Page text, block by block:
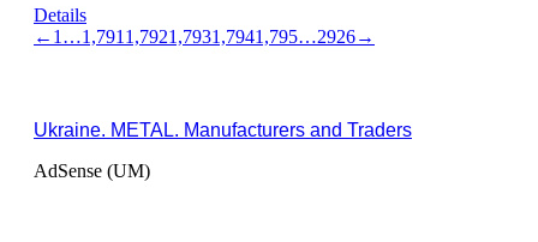
Details
← 1 …1,791 1,7921,7931,7941,795…2926→
Ukraine. METAL. Manufacturers and Traders
AdSense (UM)